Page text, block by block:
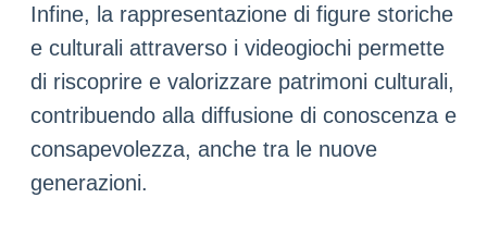
Infine, la rappresentazione di figure storiche
e culturali attraverso i videogiochi permette
di riscoprire e valorizzare patrimoni culturali,
contribuendo alla diffusione di conoscenza e
consapevolezza, anche tra le nuove
generazioni.